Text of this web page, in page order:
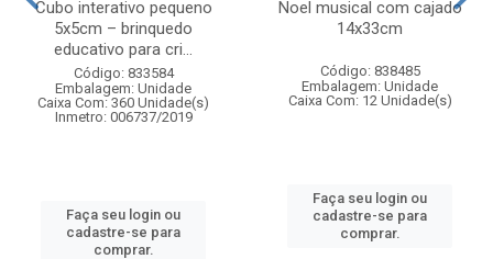
Cubo interativo pequeno
5x5cm – brinquedo
educativo para cri...
Código: 833584
Embalagem: Unidade
Caixa Com: 360 Unidade(s)
Inmetro: 006737/2019
Faça seu login ou
cadastre-se para
comprar.
Noel musical com cajado
14x33cm
Código: 838485
Embalagem: Unidade
Caixa Com: 12 Unidade(s)
Faça seu login ou
cadastre-se para
comprar.